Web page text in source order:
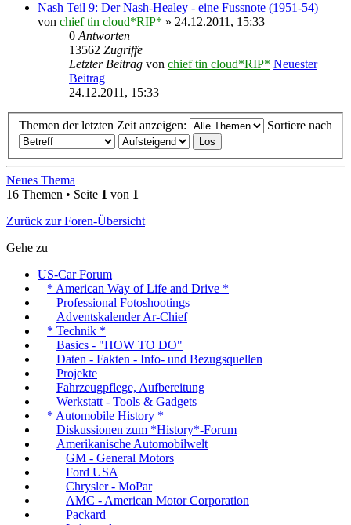
Nash Teil 9: Der Nash-Healey - eine Fussnote (1951-54)
von chief tin cloud*RIP* » 24.12.2011, 15:33
0 Antworten
13562 Zugriffe
Letzter Beitrag von chief tin cloud*RIP* Neuester
Beitrag
24.12.2011, 15:33
Themen der letzten Zeit anzeigen: Sortiere nach
Neues Thema
16 Themen • Seite 1 von 1
Zurück zur Foren-Übersicht
Gehe zu
US-Car Forum
* American Way of Life and Drive *
Professional Fotoshootings
Adventskalender Ar-Chief
* Technik *
Basics - "HOW TO DO"
Daten - Fakten - Info- und Bezugsquellen
Projekte
Fahrzeugpflege, Aufbereitung
Werkstatt - Tools & Gadgets
* Automobile History *
Diskussionen zum *History*-Forum
Amerikanische Automobilwelt
GM - General Motors
Ford USA
Chrysler - MoPar
AMC - American Motor Corporation
Packard